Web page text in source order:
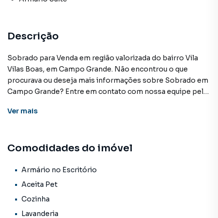
Descrição
Sobrado para Venda em região valorizada do bairro Vila
Vilas Boas, em Campo Grande. Não encontrou o que
procurava ou deseja mais informações sobre Sobrado em
Campo Grande? Entre em contato com nossa equipe pelo
e barracões para venda ou locação, além de
planta em Vila Vilas Boas e em outras regiões de Campo
Grande. Aqui você encontra milhares de ofertas para
vida.
Ver mais
Comodidades do imóvel
Armário no Escritório
Aceita Pet
Cozinha
Lavanderia